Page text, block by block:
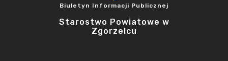
Biuletyn Informacji Publicznej
Starostwo Powiatowe w
Zgorzelcu